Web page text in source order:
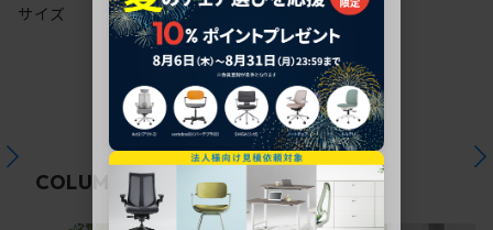
サイズ
COLUMN 関連コラム